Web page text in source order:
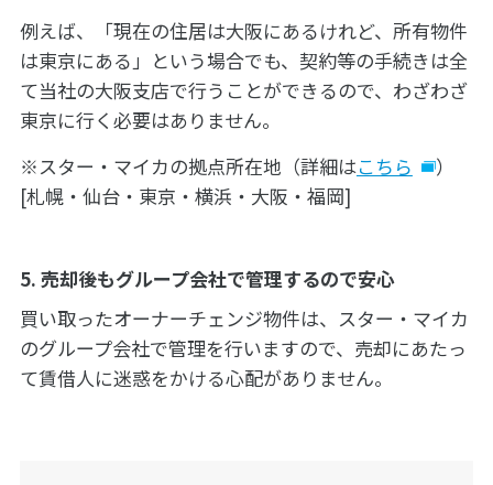
例えば、「現在の住居は大阪にあるけれど、所有物件
は東京にある」という場合でも、契約等の手続きは全
て当社の大阪支店で行うことができるので、わざわざ
東京に行く必要はありません。
※スター・マイカの拠点所在地（詳細はこちら
）
[札幌・仙台・東京・横浜・大阪・福岡]
5. 売却後もグループ会社で管理するので安心
買い取ったオーナーチェンジ物件は、スター・マイカ
のグループ会社で管理を行いますので、売却にあたっ
て賃借人に迷惑をかける心配がありません。